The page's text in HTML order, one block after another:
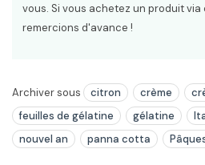
vous. Si vous achetez un produit via
remercions d'avance !
Archiver sous citron crème
feuilles de gélatine
gélatine
nouvel an
panna cotta